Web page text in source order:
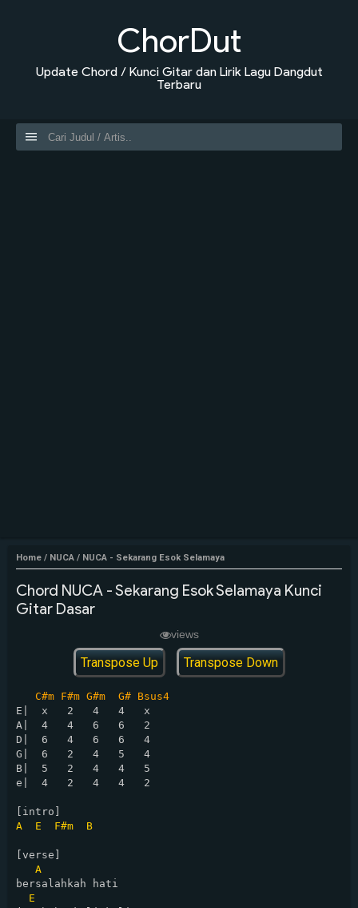
ChorDut
Update Chord / Kunci Gitar dan Lirik Lagu Dangdut
Terbaru
Home / NUCA / NUCA - Sekarang Esok Selamaya
Chord NUCA - Sekarang Esok Selamaya Kunci
Gitar Dasar
views
Transpose Up Transpose Down
C#m F#m G#m  G# Bsus4
E|  x   2   4   4   x
A|  4   4   6   6   2
D|  6   4   6   6   4
G|  6   2   4   5   4
B|  5   2   4   4   5
e|  4   2   4   4   2
A
E F#m B
[verse]
A
bersalahkah hati
E